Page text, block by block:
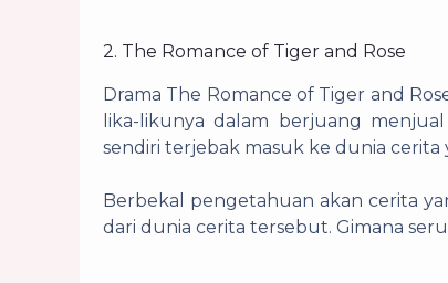
2. The Romance of Tiger and Rose
Drama The Romance of Tiger and
lika-likunya dalam berjuang
sendiri terjebak masuk ke dunia cerita
Berbekal pengetahuan akan cerita
dari dunia cerita tersebut. Gimana